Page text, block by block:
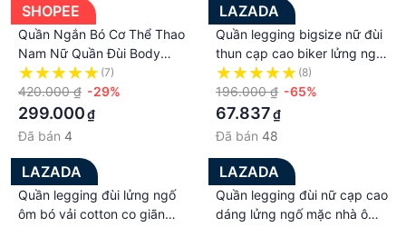
SHOPEE
Quần Ngắn Bó Cơ Thể Thao
Nam Nữ Quần Đùi Body
Chạy Bộ Đạp Xe Tập Gym
Thoáng Khí Co Giãn Đàn Hồi
Tốt Giữ Nhiệt LWC930
(7)
420.000 ₫ -29%
299.000₫
Đã bán 4
LAZADA
Quần legging bigsize nữ đùi
thun cạp cao biker lửng ngố
đồ mặc nhà dáng ôm bó
lưng thun tập gym yoga Q10
(8)
196.000 ₫ -65%
67.837₫
Đã bán 48
LAZADA
Quần legging đùi lửng ngố
ôm bó vải cotton co giãn
LAZADA
Quần legging đùi nữ cạp cao
dáng lửng ngố mặc nhà ôm